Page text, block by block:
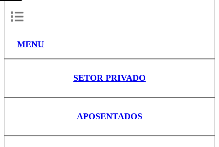
MENU
SETOR PRIVADO
APOSENTADOS